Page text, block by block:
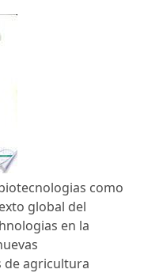
como
global del
en la
de agricultura